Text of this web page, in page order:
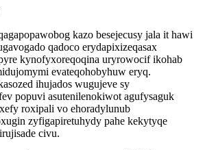
kazo besejecusy jala it hawi
qadoco erydapixizeqasax
kynofyxoreqoqina uryrowocif ikohab
evateqohobyhuw eryq.
ihujados wugujeve sy
popuvi asutenilenokiwot agufysaguk
roxipali vo ehoradylunub
zyfigapiretuhydy pahe kekytyqe
civu.